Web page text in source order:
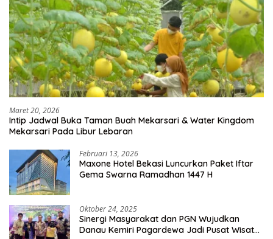
Maret 20, 2026
Intip Jadwal Buka Taman Buah Mekarsari & Water Kingdom
Mekarsari Pada Libur Lebaran
Februari 13, 2026
Maxone Hotel Bekasi Luncurkan Paket Iftar
Gema Swarna Ramadhan 1447 H
Oktober 24, 2025
Sinergi Masyarakat dan PGN Wujudkan
Danau Kemiri Pagardewa Jadi Pusat Wisata